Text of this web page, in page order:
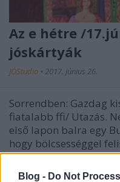
Blog - Do Not
Az e hétre /
jóskártyák
JÓStudio • 2017. június 26.
Sorrendben: Gazdag
fiatalabb ffi/ Utazás.
első lapon balra egy
hogy bölcsességgel
rendelkezünk és ami
ha ezt elfogadjuk.. Jó